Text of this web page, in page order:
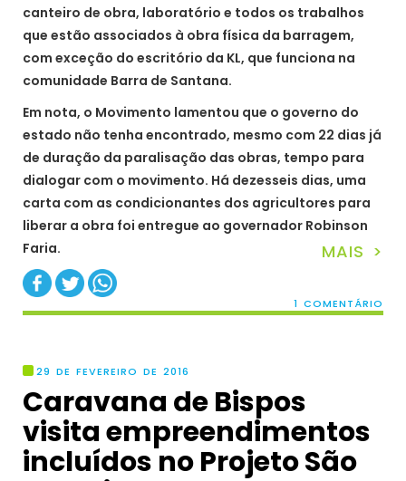
canteiro de obra, laboratório e todos os trabalhos
que estão associados à obra física da barragem,
com exceção do escritório da KL, que funciona na
comunidade Barra de Santana.
Em nota, o Movimento lamentou que o governo do
estado não tenha encontrado, mesmo com 22 dias já
de duração da paralisação das obras, tempo para
dialogar com o movimento. Há dezesseis dias, uma
carta com as condicionantes dos agricultores para
liberar a obra foi entregue ao governador Robinson
Faria.
MAIS >
1 COMENTÁRIO
29 DE FEVEREIRO DE 2016
Caravana de Bispos
visita empreendimentos
incluídos no Projeto São